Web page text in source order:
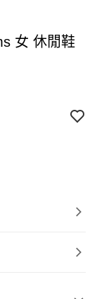
女 休閒鞋